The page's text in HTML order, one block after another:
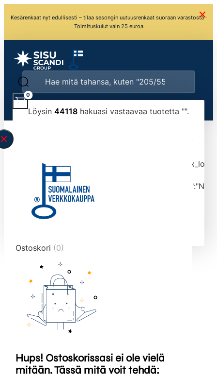
Kesärenkaat nyt edullisesti – tilaa sesongin uutuusrenkaat suoraan varastosta ·
Toimituskulut vain 25 euroa
Löysin 44118 hakuasi vastaavaa tuotetta "".
typed the search query correctly.<br>Currently
tmlmvi","meta_query":
data-original-query-vars="[]" data-page="1"
data-max-pages="4412" data-start="1" data-
end="10">
0
Ostoskori (0)
Hups! Ostoskorissasi ei ole vielä
mitään. Tässä mitä voit tehdä: